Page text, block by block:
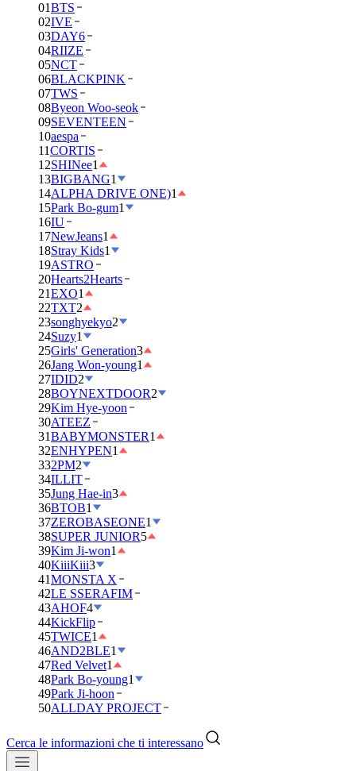
01BTS
02IVE
03DAY6
04RIIZE
05NCT
06BLACKPINK
07TWS
08Byeon Woo-seok
09SEVENTEEN
10aespa
11CORTIS
12SHINee1
13BIGBANG1
14ALPHA DRIVE ONE)1
15Park Bo-gum1
16IU
17NewJeans1
18Stray Kids1
19ASTRO
20Hearts2Hearts
21EXO1
22TXT2
23songhyekyo2
24Suzy1
25Girls' Generation3
26Jang Won-young1
27IDID2
28BOYNEXTDOOR2
29Kim Hye-yoon
30ATEEZ
31BABYMONSTER1
32ENHYPEN1
332PM2
34ILLIT
35Jung Hae-in3
36BTOB1
37ZEROBASEONE1
38SUPER JUNIOR5
39Kim Ji-won1
40KiiiKiii3
41MONSTA X
42LE SSERAFIM
43AHOF4
44KickFlip
45TWICE1
46AND2BLE1
47Red Velvet1
48Park Bo-young1
49Park Ji-hoon
50ALLDAY PROJECT
Cerca le informazioni che ti interessano